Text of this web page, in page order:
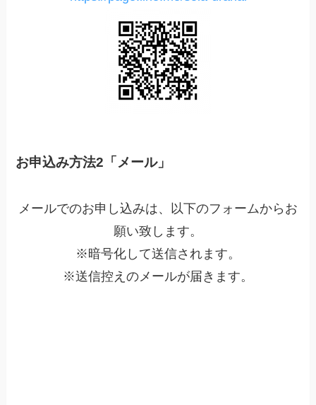
お申込み方法2「メール」
メールでのお申し込みは、以下のフォームからお
願い致します。
※暗号化して送信されます。
※送信控えのメールが届きます。